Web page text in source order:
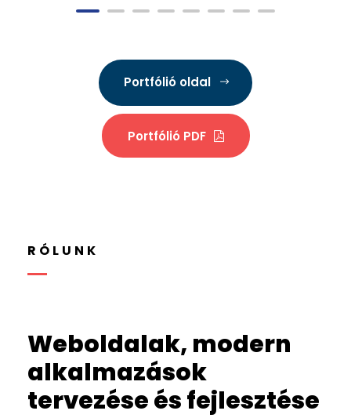
Portfólió oldal
Portfólió PDF
RÓLUNK
Weboldalak, modern
alkalmazások
tervezése és fejlesztése